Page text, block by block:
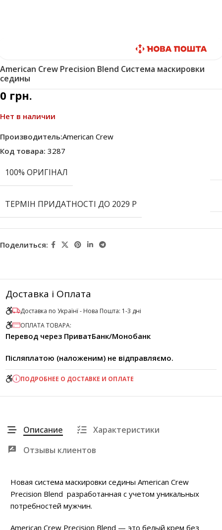
American Crew Precision Blend Система маскировки
седины
0 грн.
Нет в наличии
Производитель:American Crew
Код товара: 3287
100% ОРИГІНАЛ
ТЕРМІН ПРИДАТНОСТІ ДО 2029 Р
Поделиться:
Доставка і Оплата
Доставка по Українї - Нова Пошта: 1-3 дні
ОПЛАТА ТОВАРА:
Перевод через ПриватБанк/Монобанк
Післяплатою (наложеним) не відправляємо.
ПОДРОБНЕЕ О ДОСТАВКЕ И ОПЛАТЕ
Описание
Характеристики
Отзывы клиентов
Новая система маскировки седины American Crew
Precision Blend разработанная с учетом уникальных
потребностей мужчин.
American Crew Precision Blend — это белый крем без